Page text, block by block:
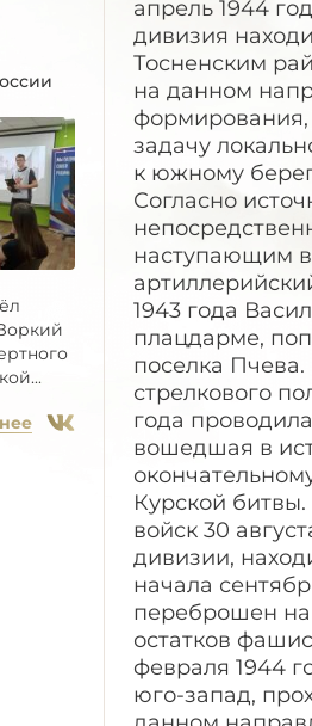
апрель 1944
дивизия
Тосненским
на данном
формирования,
задачу
к южному
Согласно
наступающим
1943 года
плацдарме,
поселка
стрелкового
года
вошедшая в
Курской
войск 30
дивизии,
начала
переброшен
остатков
февраля 1944
юго-запад,